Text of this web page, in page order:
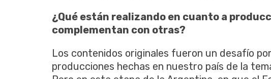
¿Qué están realizando en cuanto a
complementan con otras?
Los contenidos originales fueron un desafío
producciones hechas en nuestro país de la